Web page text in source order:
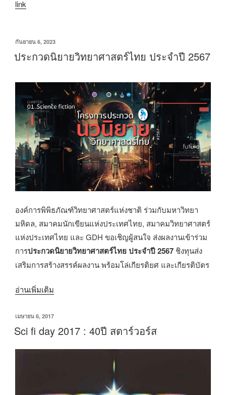
link
เขียน
ที่
กันยายน 6, 2023
ประกวดนิยายวิทยาศาสตร์ไทย ประจำปี 2567
องค์การพิพิธภัณฑ์วิทยาศาสตร์แห่งชาติ ร่วมกับมหาวิทยา
มหิดล, สมาคมนักเขียนแห่งประเทศไทย, สมาคมวิทยาศาสตร์
แห่งประเทศไทย และ GDH ขอเชิญผู้สนใจ ส่งผลงานเข้าร่วม
การประกวดนิยายวิทยาศาสตร์ไทย ประจำปี 2567 ชิงทุนส่ง
เสริมการสร้างสรรค์ผลงาน พร้อมโล่เกียรติยศ และเกียรติบัตร
อ่านเพิ่มเติม
วิทยาศาสตร์
ไทย
เขียน
ที่
เมษายน 6, 2017
Sci fi day 2017 : 40ปี สตาร์วอร์ส